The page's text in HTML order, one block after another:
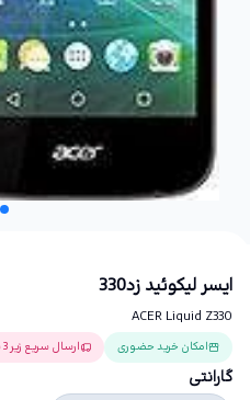
ایسر لیکوئید زد330
ACER Liquid Z330
امکان خرید حضوری ارسال سریع زیر 3 ساعت
گارانتی